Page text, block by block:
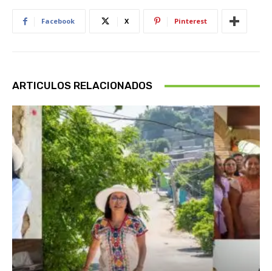
Facebook X Pinterest
ARTICULOS RELACIONADOS